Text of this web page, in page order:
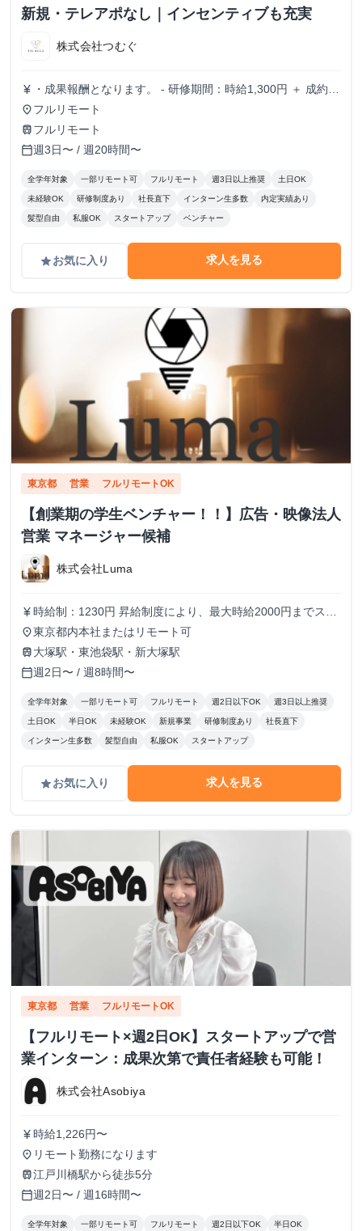
新規・テレアポなし｜インセンティブも充実
株式会社つむぐ
currency_yen ・成果報酬となります。 - 研修期間：時給1,300円 ＋ 成約報
酬 - 研修終了後：完全成果報酬（成約報酬のみ） - 成約報
酬：1契約あたり 20,000円〜50,000円(業績に応じて変動)
place フルリモート
train フルリモート
calendar_today週3日〜 / 週20時間〜
全学年対象 一部リモート可 フルリモート 週3日以上推奨 土日OK
未経験OK 研修制度あり 社長直下 インターン生多数 内定実績あり
髪型自由 私服OK スタートアップ ベンチャー
gradeお気に入り 求人を見る
東京都 営業 フルリモートOK
【創業期の学生ベンチャー！！】広告・映像法人
営業 マネージャー候補
株式会社Luma
currency_yen 時給制：1230円 昇給制度により、最大時給2000円までステ
ップアップ可能です メンバーの半分以上が女性のため、女
性も働きやすい環境です！
place東京都内本社またはリモート可
train 大塚駅・東池袋駅・新大塚駅
calendar_today週2日〜 / 週8時間〜
全学年対象 一部リモート可 フルリモート 週2日以下OK 週3日以上推奨
土日OK 半日OK 未経験OK 新規事業 研修制度あり 社長直下
インターン生多数 髪型自由 私服OK スタートアップ
gradeお気に入り 求人を見る
東京都 営業 フルリモートOK
【フルリモート×週2日OK】スタートアップで営
業インターン：成果次第で責任者経験も可能！
株式会社Asobiya
currency_yen 時給1,226円〜
place リモート勤務になります
train江戸川橋駅から徒歩5分
calendar_today週2日〜 / 週16時間〜
全学年対象 一部リモート可 フルリモート 週2日以下OK 半日OK